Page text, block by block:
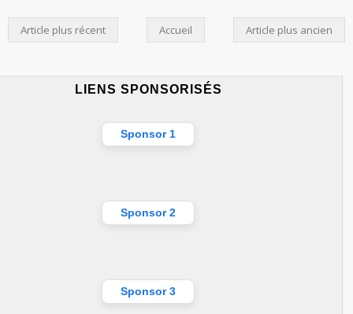
Article plus récent Article plus ancien
Accueil
LIENS SPONSORISÉS
Sponsor 1
Sponsor 2
Sponsor 3